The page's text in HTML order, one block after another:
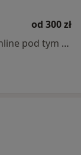
od 300 zł
Specjalista nie oferuje umawiania online pod tym adresem.